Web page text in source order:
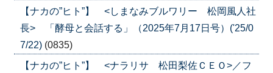
【ナカの”ヒト”】 <しまなみブルワリー 松岡風人社
長> 「酵母と会話する」（2025年7月17日号）('25/0
7/22) (0835)
【ナカの”ヒト”】 <ナラリサ 松田梨佐ＣＥＯ>／フ